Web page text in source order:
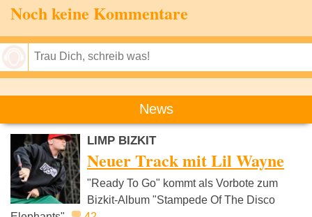
Noch keine Kommentare
News
LIMP BIZKIT
Neuer Track mit Lil Wayne
"Ready To Go" kommt als Vorbote zum
Bizkit-Album "Stampede Of The Disco